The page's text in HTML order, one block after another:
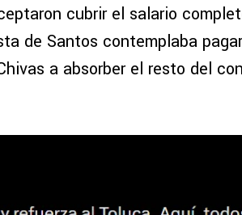
cubrir el salario
de Santos contemplaba
a absorber el resto del